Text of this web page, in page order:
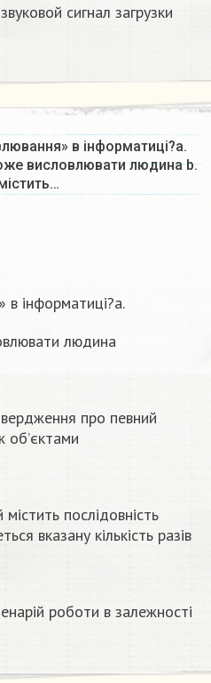
сигнал загрузки
в інформатиці?a.
висловлювати людина b.
інформатиці?a.
людина
про певний
об’єктами
послідовність
вказану кількість разів
роботи в залежності